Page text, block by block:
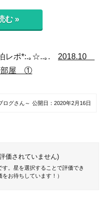
む »
レポ*:.｡☆..｡. 2018.10
部屋 ①
ログさん～ 公開日： 2020年2月16日
価されていません)
す。星を選択することで評価でき
お待ちしています！）